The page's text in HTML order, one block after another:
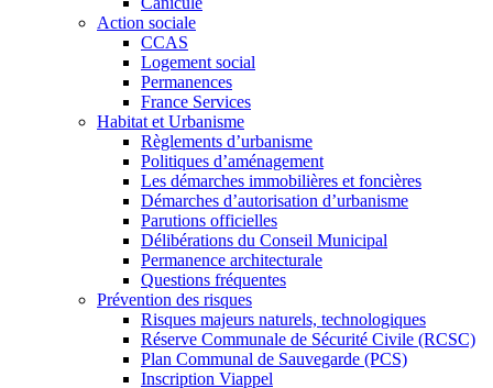
Action sociale
CCAS
Logement social
Permanences
France Services
Habitat et Urbanisme
Règlements d’urbanisme
Politiques d’aménagement
Les démarches immobilières et foncières
Démarches d’autorisation d’urbanisme
Parutions officielles
Délibérations du Conseil Municipal
Permanence architecturale
Questions fréquentes
Prévention des risques
Risques majeurs naturels, technologiques
Réserve Communale de Sécurité Civile (RCSC)
Plan Communal de Sauvegarde (PCS)
Inscription Viappel